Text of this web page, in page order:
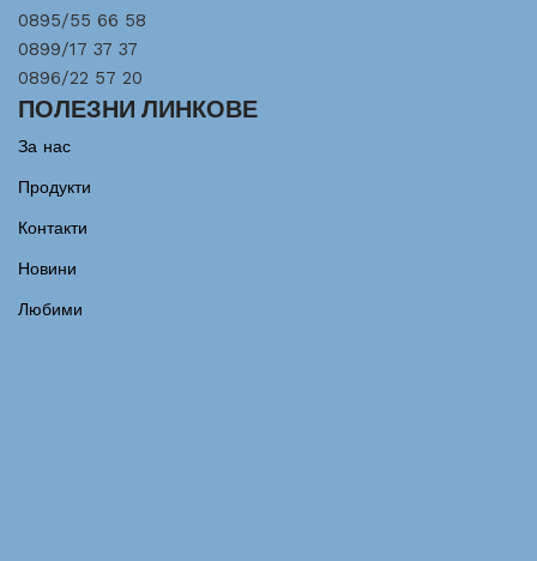
0895/55 66 58
0899/17 37 37
0896/22 57 20
ПОЛЕЗНИ ЛИНКОВЕ
За нас
Продукти
Контакти
Новини
Любими